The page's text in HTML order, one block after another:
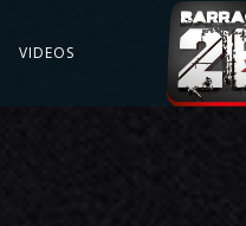
VIDEOS